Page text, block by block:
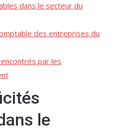
dans le secteur du
des entreprises du
par les
le